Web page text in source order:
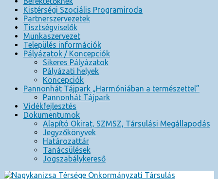
Kistérségi Szociális Programiroda
Partnerszervezetek
Tisztségviselők
Munkaszervezet
Település információk
Pályázatok / Koncepciók
Sikeres Pályázatok
Pályázati helyek
Koncepciók
Pannonhát Tájpark „Harmóniában a természettel”
Pannonhát Tájpark
Vidékfejlesztés
Dokumentumok
Alapító Okirat, SZMSZ, Társulási Megállapodás
Jegyzőkönyvek
Határozattár
Tanácsülések
Jogszabálykereső